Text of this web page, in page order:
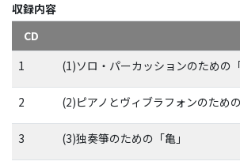
収録内容
CD
1
(1)ソロ・パーカッションのための
2 (2)ピアノとヴィブラフォンのため
3 (3)独奏箏のための「亀」